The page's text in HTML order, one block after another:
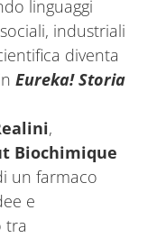
linguaggi
industriali
diventa
Eureka! Storia
,
Biochimique
un farmaco
e
tra